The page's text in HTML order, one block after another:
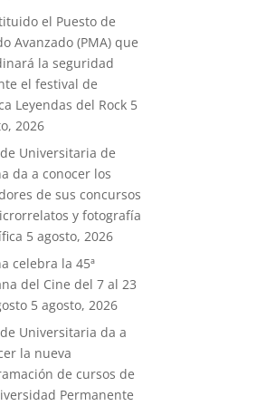
el Puesto de
Avanzado (PMA) que
la seguridad
el festival de
Leyendas del Rock 5
2026
Universitaria de
da a conocer los
de sus concursos
y fotografía
5 agosto, 2026
celebra la 45ª
del Cine del 7 al 23
5 agosto, 2026
Universitaria da a
la nueva
de cursos de
Permanente